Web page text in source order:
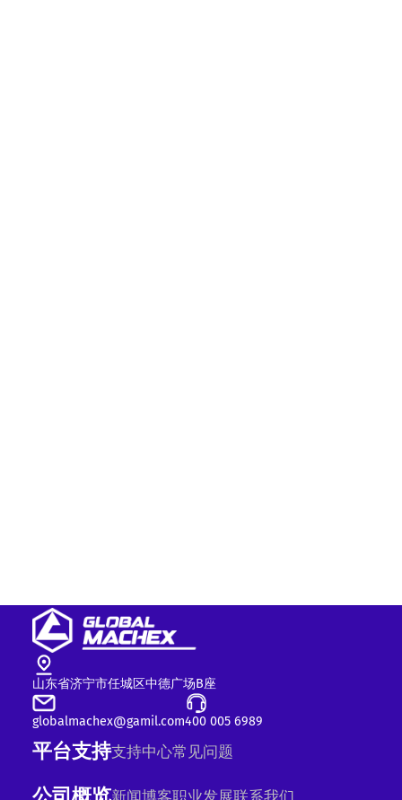
山东省济宁市任城区中德广场B座
globalmachex@gamil.com400 005 6989
平台支持支持中心常见问题
新闻博客职业发展联系我们